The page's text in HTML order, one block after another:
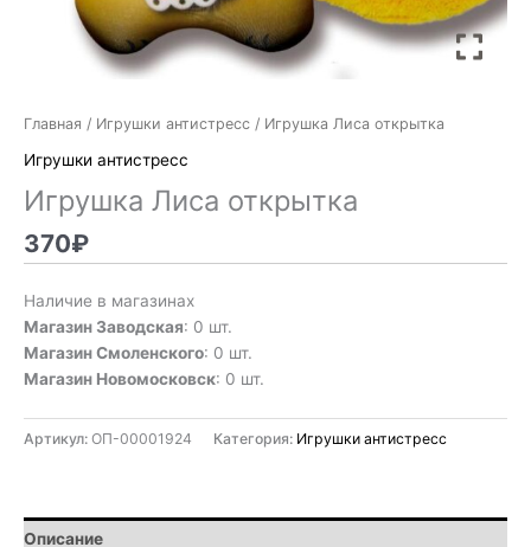
Главная / Игрушки антистресс / Игрушка Лиса открытка
Игрушки антистресс
Игрушка Лиса открытка
370₽
Наличие в магазинах
Магазин Заводская: 0 шт.
Магазин Смоленского: 0 шт.
Магазин Новомосковск: 0 шт.
Артикул: ОП-00001924 Категория: Игрушки антистресс
Описание